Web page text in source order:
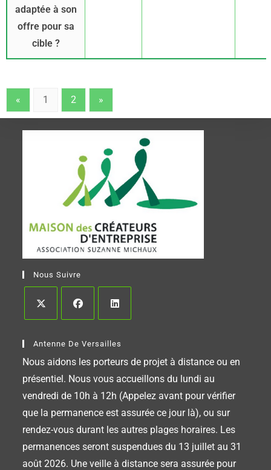
adaptée à son
offre pour sa
cible ?
« 1 2 »
Nous Suivre
Antenne De Versailles
Nous aidons les porteurs de projet à distance ou en
présentiel. Nous vous accueillons du lundi au
vendredi de 10h à 12h (Appelez avant pour vérifier
que la permanence est assurée ce jour là), ou sur
rendez-vous durant les autres plages horaires. Les
permanences seront suspendues du 13 juillet au 31
août 2026. Une veille à distance sera assurée pour